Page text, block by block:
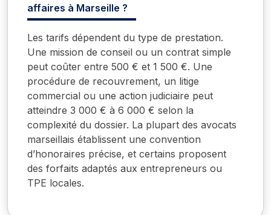
affaires à Marseille ?
Les tarifs dépendent du type de prestation.
Une mission de conseil ou un contrat simple
peut coûter entre 500 € et 1 500 €. Une
procédure de recouvrement, un litige
commercial ou une action judiciaire peut
atteindre 3 000 € à 6 000 € selon la
complexité du dossier. La plupart des avocats
marseillais établissent une convention
d’honoraires précise, et certains proposent
des forfaits adaptés aux entrepreneurs ou
TPE locales.